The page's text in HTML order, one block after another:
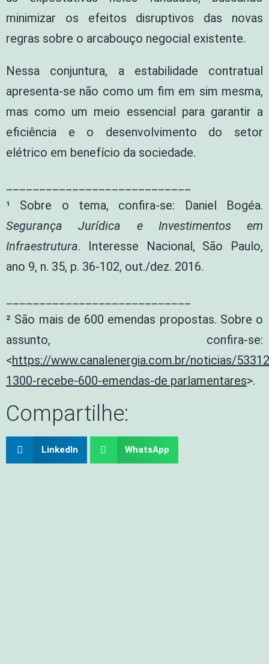
minimizar os efeitos disruptivos das novas
regras sobre o arcabouço negocial existente.
Nessa conjuntura, a estabilidade contratual
apresenta-se não como um fim em sim mesma,
mas como um meio essencial para garantir a
eficiência e o desenvolvimento do setor
elétrico em benefício da sociedade.
¹ Sobre o tema, confira-se: Daniel Bogéa.
Segurança Jurídica e Investimentos em
Infraestrutura. Interesse Nacional, São Paulo,
ano 9, n. 35, p. 36-102, out./dez. 2016.
² São mais de 600 emendas propostas. Sobre o
assunto, confira-se:
<https://www.canalenergia.com.br/noticias/
1300-recebe-600-emendas-de parlamentares>.
Compartilhe:
LinkedIn WhatsApp